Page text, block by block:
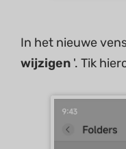
In het nieuwe
wijzigen '. Tik